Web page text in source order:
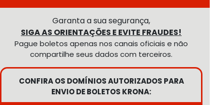
Garanta a sua segurança,
SIGA AS ORIENTAÇÕES E EVITE FRAUDES!
Pague boletos apenas nos canais oficiais e não
compartilhe seus dados com terceiros.
CONFIRA OS DOMÍNIOS AUTORIZADOS PARA
ENVIO DE BOLETOS KRONA: